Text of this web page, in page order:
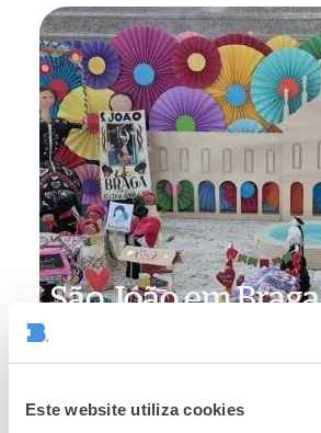
Este website utiliza cookies
São
João
em
Braga
São João em Braga